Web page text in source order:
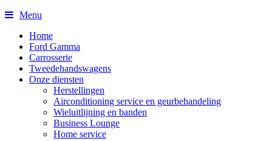
Menu
Home
Ford Gamma
Carrosserie
Tweedehandswagens
Onze diensten
Herstellingen
Airconditioning service en geurbehandeling
Wieluitlijning en banden
Business Lounge
Home service